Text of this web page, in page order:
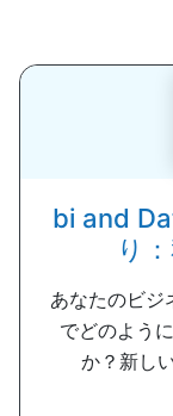
bi and
り
あなたのビジ
でどのよう
か？新し